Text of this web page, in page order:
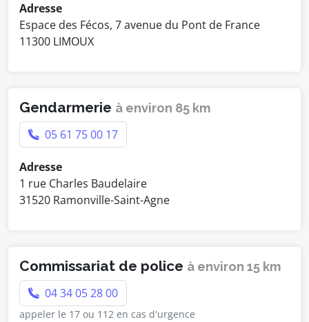
Adresse
Espace des Fécos, 7 avenue du Pont de France
11300 LIMOUX
Gendarmerie à environ 85 km
05 61 75 00 17
Adresse
1 rue Charles Baudelaire
31520 Ramonville-Saint-Agne
Commissariat de police à environ 15 km
04 34 05 28 00
appeler le 17 ou 112 en cas d'urgence